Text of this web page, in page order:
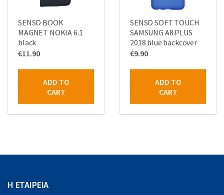
SENSO BOOK
MAGNET NOKIA 6.1
black
€11.90
ADD TO
CART
SENSO SOFT TOUCH
SAMSUNG A8 PLUS
2018 blue backcover
€9.90
ADD TO
CART
Η ΕΤΑΙΡΕΙΑ